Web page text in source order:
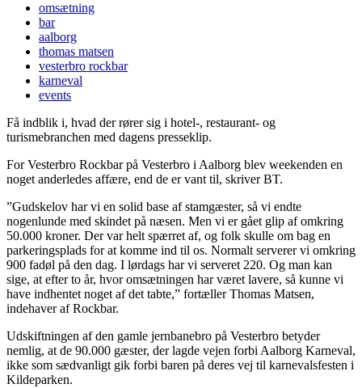
omsætning
bar
aalborg
thomas matsen
vesterbro rockbar
karneval
events
Få indblik i, hvad der rører sig i hotel-, restaurant- og
turismebranchen med dagens presseklip.
For Vesterbro Rockbar på Vesterbro i Aalborg blev weekenden en
noget anderledes affære, end de er vant til, skriver BT.
”Gudskelov har vi en solid base af stamgæster, så vi endte
nogenlunde med skindet på næsen. Men vi er gået glip af omkring
50.000 kroner. Der var helt spærret af, og folk skulle om bag en
parkeringsplads for at komme ind til os. Normalt serverer vi omkring
900 fadøl på den dag. I lørdags har vi serveret 220. Og man kan
sige, at efter to år, hvor omsætningen har været lavere, så kunne vi
have indhentet noget af det tabte,” fortæller Thomas Matsen,
indehaver af Rockbar.
Udskiftningen af den gamle jernbanebro på Vesterbro betyder
nemlig, at de 90.000 gæster, der lagde vejen forbi Aalborg Karneval,
ikke som sædvanligt gik forbi baren på deres vej til karnevalsfesten i
Kildeparken.